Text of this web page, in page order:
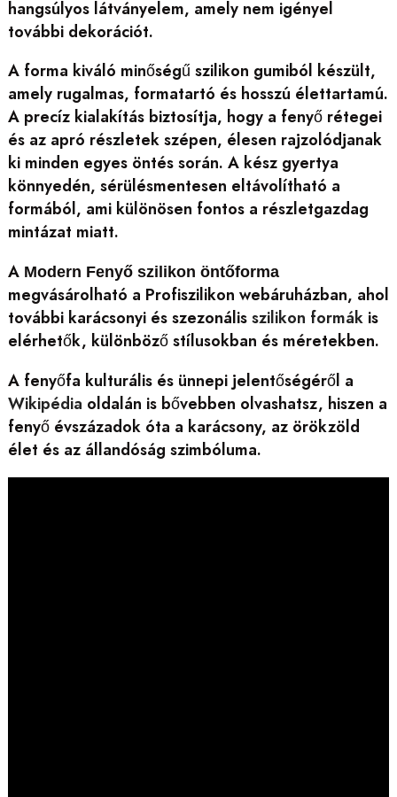
hangsúlyos látványelem, amely nem igényel
további dekorációt.
A forma kiváló minőségű szilikon gumiból készült,
amely rugalmas, formatartó és hosszú élettartamú.
A precíz kialakítás biztosítja, hogy a fenyő rétegei
és az apró részletek szépen, élesen rajzolódjanak
ki minden egyes öntés során. A kész gyertya
könnyedén, sérülésmentesen eltávolítható a
formából, ami különösen fontos a részletgazdag
mintázat miatt.
A Modern Fenyő szilikon öntőforma
megvásárolható a Profiszilikon webáruházban, ahol
további karácsonyi és szezonálisszilikon formákis
elérhetők, különböző stílusokban és méretekben.
A fenyőfa kulturális és ünnepi jelentőségéről a
Wikipédia oldalán is bővebben olvashatsz, hiszen a
fenyő évszázadok óta a karácsony, az örökzöld
élet és az állandóság szimbóluma.